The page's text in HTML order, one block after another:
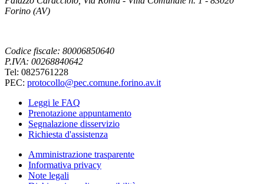
Forino (AV)
Codice fiscale: 80006850640
P.IVA: 00268840642
Tel: 0825761228
PEC: protocollo@pec.comune.forino.av.it
Leggi le FAQ
Prenotazione appuntamento
Segnalazione disservizio
Richiesta d'assistenza
Amministrazione trasparente
Informativa privacy
Note legali